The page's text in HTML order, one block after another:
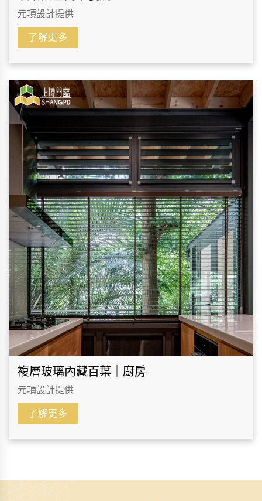
元項設計提供
了解更多
複層玻璃內藏百葉｜廚房
元項設計提供
了解更多